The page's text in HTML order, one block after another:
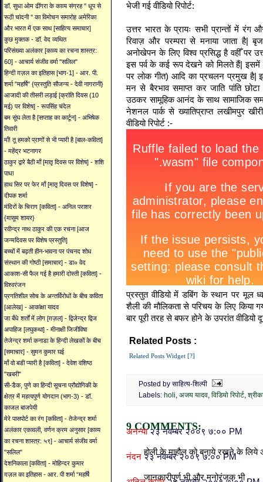
डॉ. सुधा ओम ढींगरा के काव्य संग्रह '' धूप से
रूठी चांदनी '' का विमोचन समारोह अमेरिका
और भारत में एक साथ [साहित्य समाचार]
कुछ मुक्तक - डॉ. वेद व्यथित
परिसंख्या अलंकार [काव्य का रचना शास्त्र:
60] - आचार्य संजीव वर्मा "सलिल"
हिन्दी ग़ज़ल का इतिहास [भाग-1] - आर. पी.
शर्मा "महर्षि" {प्रस्तुति सौजन्य - देवी नागरानी}
आजादी की तीसरी लड़ाई [क्रांति दिवस (10
मई) पर विशेष] - रूपसिंह चंदेल
बम सूंघ लेता है [सप्ताह का कार्टून] - अभिषेक
तिवारी
माँ! तू हमको प्राणों से भी प्यारी है [बाल-कविता]
- महेंद्र भटनागर
ठाकुर द्वारे बैठी माँ [मातृ दिवस पर विशेष] - शशि
पाधा
हाथ सिर पर फेर माँ [मातृ दिवस पर विशेष] -
दीपक शर्मा
मंदिरों के चिराग [कविता] - अनिल पराशर
{मासूम शायर}
रवीन्द्र नाथ ठाकुर की एक रचना [आज
जन्मदिवस पर विशेष प्रस्तुति]
बच्चों में बढ़ती हीन-भावना पर पंचनद शोध
संस्थान की गोष्ठी [समाचार] - डा० वेद
आकाश-सी फैल गई है हमारी दोस्ती [कविता] -
विश्वरंजन
प्रगतिशील सोच के अन्तर्विरोधों के बीच कविता
[आलेख] - आकांक्षा यादव
जा बँधे शर्तों में लोग [ग़ज़ल] - द्विजेन्द्र द्विज
अपाहिज [लघुकथा] - मीनाक्षी जिजीविषा
तेजेन्द्र शर्मा कनाडा के हिन्दी लेखकों के बीच
[समाचार] - सुमन कुमार घई
माँ वो बडी प्यारी है [कविता] - देवेश वशिष्ठ
"खबरी"
सी-डैक, पुणे का हिन्दी सूचना प्रौद्योगिकी के
क्षेत्र में महत्वपूर्ण योगदान (भाग-3) - डॉ.
काजल बाजपेयी
मेरे पासपोर्ट का रंग [कविता] - तेजेन्द्र शर्मा
अलंकार एकावली, वर्णन क्रम अनुसार [काव्य
का रचना शास्त्र: ५९] - आचार्य संजीव वर्मा
"सलिल"
देशनिकाला [कविता] - मोहिन्दर कुमार
ग़ज़ल का इतिहास - आर. पी शर्मा “महर्षि
भेजी गई वीडियो रिपोर्ट:
उत्तर भारत के प्रायः सभी प्रान्तों में रंग
रिवाज़ और परम्परा से मनाया जाता है|
अनोखेपन के लिए विश्व प्रसिद्ध है वहीँ पर
इस पर्व के कई रूप देखने को मिलते हैं| इसमें
पर लोक गीत) आदि का प्रचलन प्रमुख है| इन
मन से बैरभाव समाप्त कर जाति पांति
उठकर सामूहिक आनंद के साथ सामाजिक
नेशनल पार्क से ख्यातिप्राप्त लखीमपुर
वीडियो रिपोर्ट :-
प्रस्तुत वीडियो में डबिंग के स्थान पर मूल
शैली की मौलिकता से परिचय के लिए किया
बार पूरी तरह से बफर होने के उपरांत वीडियो
Related Posts :
Related Posts Widget [?]
Posted by साहित्य-शिल्पी
Labels: holi, अजय यादव, विडियो रिपोर्ट,
9 COMMENTS:
अनन्या २३ नवम्बर २००९ ७:०० PM
होली के माहौल को बनाये रखने के लिये
नंदन २३ नवम्बर २००९ ७:०० PM
जानकारीपूर्ण भी और मनोरंजक भी